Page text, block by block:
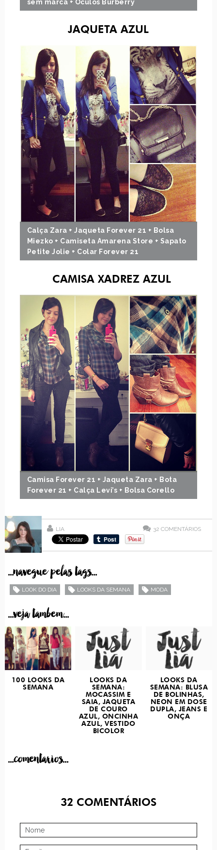
sem marca + Óculos Burberry
JAQUETA AZUL
Calça Zara + Jaqueta Forever 21 + Bolsa
Miezko + Camiseta Amarena Store + Sapato
Petite Jolie + Colar Forever 21
CAMISA XADREZ AZUL
Camisa Forever 21 + Jaqueta Zara + Bota
Forever 21 + Calça Levi’s + Bolsa Corello
LIA 32 COMENTÁRIOS
...navegue pelas tags...
LOOK DO DIA LOOKS DA SEMANA MODA
...veja tambem...
100 LOOKS DA
SEMANA
LOOKS DA
SEMANA:
MOCASSIM E
SAIA, JAQUETA
DE COURO
AZUL, ONCINHA
AZUL, VESTIDO
BICOLOR
LOOKS DA
SEMANA: BLUSA
DE BOLINHAS,
NEON EM DOSE
DUPLA, JEANS E
ONÇA
...comentarios...
32 COMENTÁRIOS